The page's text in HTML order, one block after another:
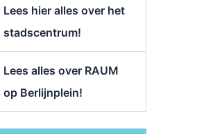
Lees hier alles over het
stadscentrum!
Lees alles over RAUM
op Berlijnplein!